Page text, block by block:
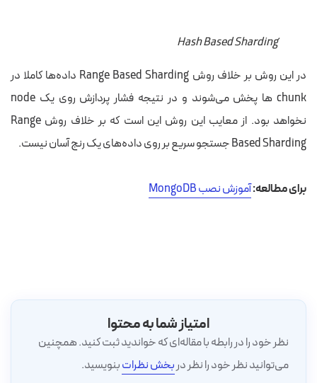
Hash Based Sharding
در این روش بر خلاف روش Range Based Sharding داده‌ها کاملا در
chunk ها پخش می‌شوند و در نتیجه فشار پردازش روی یک node
نخواهد بود. از معایب این روش این است که بر خلاف روش Range
Based Sharding جستجو سریع بر روی داده‌های یک رنج آسان نیست.
برای مطالعه:آموزش نصب MongoDB
امتیاز شما به محتوا
نظر خود را در رابطه با مقاله‌ای که خواندید ثبت کنید. همچنین
می‌توانید نظر خود را نظر در بخش نظراتبنویسید.